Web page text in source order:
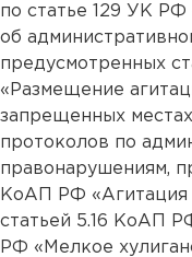
по статье 129 УК
об
предусмотренных
«Размещение
запрещенных
протоколов по
правонарушениям,
КоАП РФ «Агитация
статьей 5.16 КоАП
РФ «Мелкое